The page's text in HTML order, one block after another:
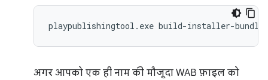
playpublishingtool.exe build-installer-
अगर आपको एक ही नाम की मौजूदा WAB फ़ाइल को